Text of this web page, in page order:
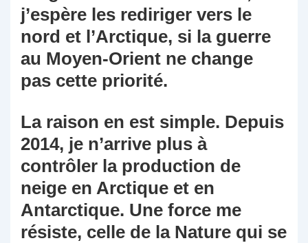
j’espère les rediriger vers le
nord et l’Arctique, si la guerre
au Moyen-Orient ne change
pas cette priorité.
La raison en est simple. Depuis
2014, je n’arrive plus à
contrôler la production de
neige en Arctique et en
Antarctique. Une force me
résiste, celle de la Nature qui se